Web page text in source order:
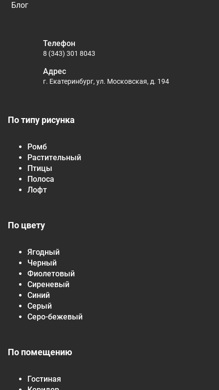
Блог
По типу рисунка
Ромб
Растительный
Птицы
Полоса
Лофт
По цвету
Ягодный
Черный
Фиолетовый
Сиреневый
Синий
Серый
Серо-бежевый
По помещению
Гостиная
Телефон
8 (343) 301 8043
Адрес
г. Екатеринбург, ул. Московская, д. 194